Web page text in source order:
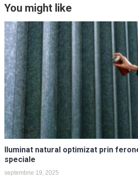
You might like
Iluminat natural optimizat prin
speciale
septembrie 19, 2025